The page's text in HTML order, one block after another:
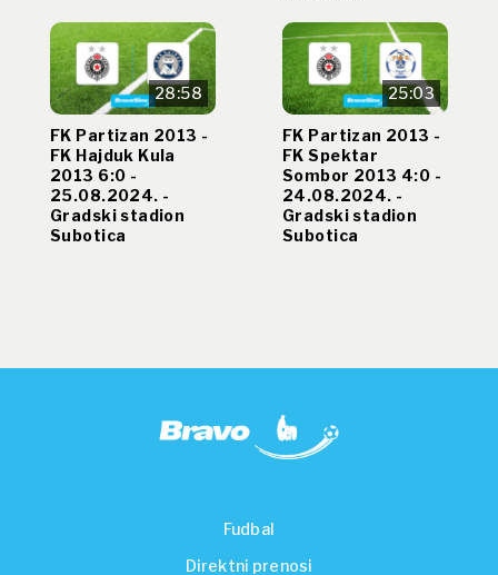
28:58
FK Partizan 2013 -
FK Hajduk Kula
2013 6:0 -
25.08.2024. -
Gradski stadion
Subotica
25:03
FK Partizan 2013 -
FK Spektar
Sombor 2013 4:0 -
24.08.2024. -
Gradski stadion
Subotica
Fudbal
Direktni prenosi